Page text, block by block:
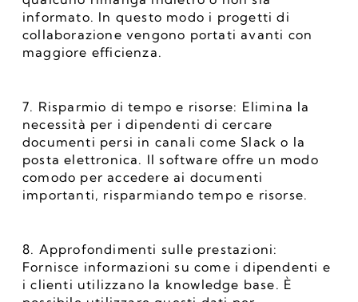
informato. In questo modo i progetti di
collaborazione vengono portati avanti con
maggiore efficienza.
7. Risparmio di tempo e risorse: Elimina la
necessità per i dipendenti di cercare
documenti persi in canali come Slack o la
posta elettronica. Il software offre un modo
comodo per accedere ai documenti
importanti, risparmiando tempo e risorse.
8. Approfondimenti sulle prestazioni:
Fornisce informazioni su come i dipendenti e
i clienti utilizzano la knowledge base. È